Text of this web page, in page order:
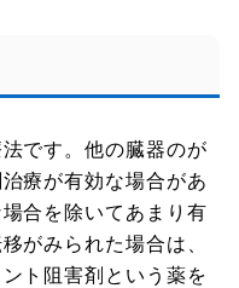
です。他の臓器のが
療が有効な場合があ
合を除いてあまり有
がみられた場合は、
ト阻害剤という薬を